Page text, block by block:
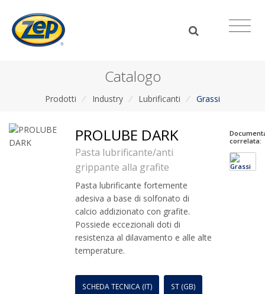
Catalogo
Prodotti / Industry / Lubrificanti / Grassi
PROLUBE DARK
Pasta lubrificante/anti
grippante alla grafite
Pasta lubrificante fortemente
adesiva a base di solfonato di
calcio addizionato con grafite.
Possiede eccezionali doti di
resistenza al dilavamento e alle alte
temperature.
SCHEDA TECNICA (IT) ST (GB)
correlata: